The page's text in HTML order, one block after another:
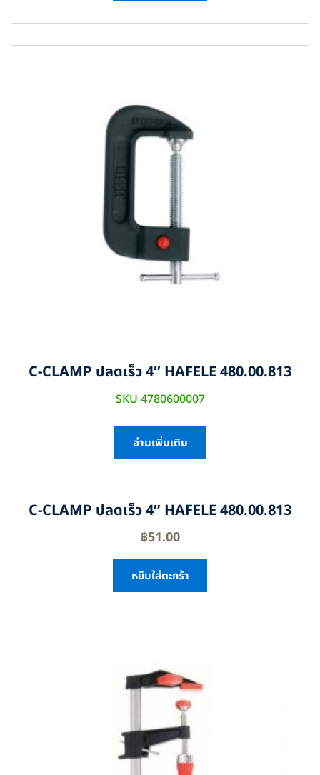
C-CLAMP ปลดเร็ว 4″ HAFELE 480.00.813
SKU 4780600007
อ่านเพิ่มเติม
C-CLAMP ปลดเร็ว 4″ HAFELE 480.00.813
฿51.00
หยิบใส่ตะกร้า